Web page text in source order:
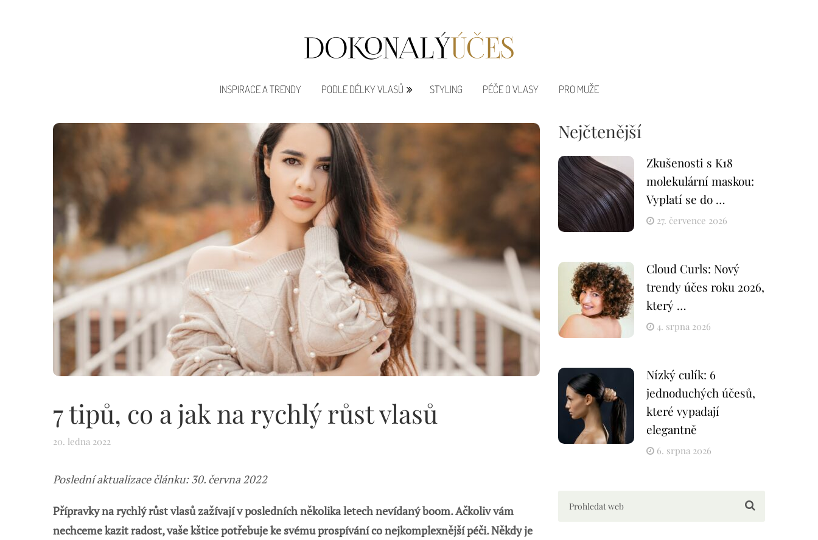
INSPIRACE A TRENDY PODLE DÉLKY VLASŮ STYLING PÉČE O VLASY PRO MUŽE
7 tipů, co a jak na rychlý růst vlasů
20. ledna 2022
Poslední aktualizace článku: 30. června 2022
Přípravky na rychlý růst vlasů zažívají v posledních několika letech nevídaný boom. Ačkoliv vám
nechceme kazit radost, vaše kštice potřebuje ke svému prospívání co nejkomplexnější péči. Někdy je
Nejčtenější
Zkušenosti s K18
molekulární maskou:
Vyplatí se do …
27. července 2026
Cloud Curls: Nový
trendy účes roku 2026,
který …
4. srpna 2026
Nízký culík: 6
jednoduchých účesů,
které vypadají
elegantně
6. srpna 2026